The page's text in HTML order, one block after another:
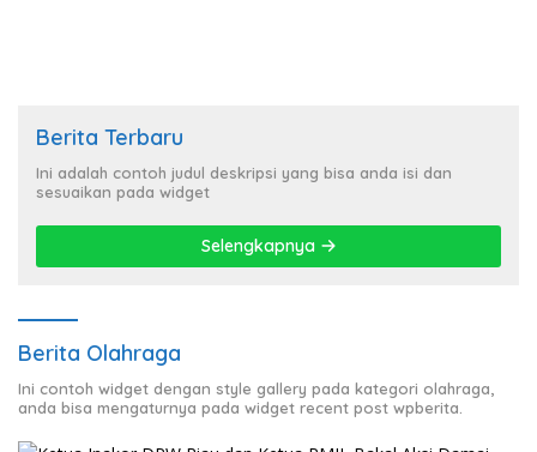
Berita Terbaru
Ini adalah contoh judul deskripsi yang bisa anda isi dan
sesuaikan pada widget
Selengkapnya
Berita Olahraga
Ini contoh widget dengan style gallery pada kategori olahraga,
anda bisa mengaturnya pada widget recent post wpberita.